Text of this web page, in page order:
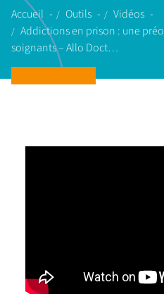
Accueil Outils
Vidéos
Addictions en prison : une
soignants – Allo Doct…